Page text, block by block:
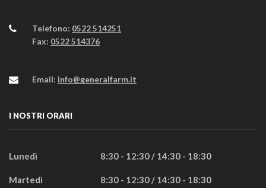
Telefono: 0522 514251
Fax: 0522 514376
Email: info@generalfarm.it
I NOSTRI ORARI
Lunedì 8:30 - 12:30 / 14:30 - 18:30
Martedì 8:30 - 12:30 / 14:30 - 18:30